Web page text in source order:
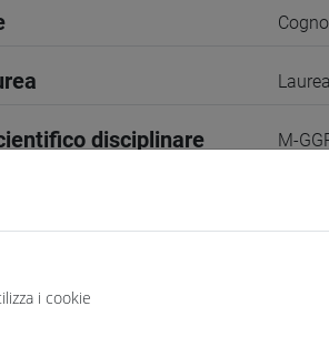
Laurea
disciplinare M-
2°
i cookie